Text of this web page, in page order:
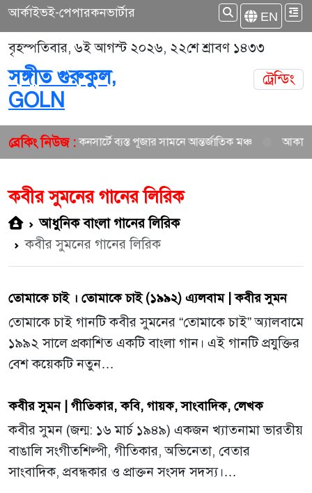
আর্কাইভই-পেপারকনভার্টার EN
বৃহস্পতিবার, ৬ই আগস্ট ২০২৬, ২২শে শ্রাবণ ১৪৩৩
সঙ্গীত গুরুকুল,
GOLN
ট্রেন্ডিং
ব্রেকিং নিউজ :
গান ও কনসার্টে ব্যস্ত পূজার সামনে আন্তর্জাতিক মঞ্চ আকাশ সেন ও
কবীর সুমনের গানের লিরিক
আধুনিক বাংলা গানের লিরিক
কবীর সুমনের গানের লিরিক
তোমাকে চাই । তোমাকে চাই (১৯৯২) এ্যলবাম | কবীর সুমন
তোমাকে চাই গানটি কবীর সুমনের “তোমাকে চাই” অ্যালবামে
১৯৯২ সালে প্রকাশিত একটি বাংলা গান। এই গানটি প্রযুক্তির
বেশ কয়েকটি নতুন…
কবীর সুমন | গীতিকার, কবি, গায়ক, সাংবাদিক, লেখক
কবীর সুমন (জন্ম: ১৬ মার্চ ১৯৪৯) একজন খ্যাতনামা ভারতীয়
বাঙালি সংগীতশিল্পী, গীতিকার, অভিনেতা, বেতার
সাংবাদিক, প্রবন্ধকার ও প্রাক্তন সংসদ সদস্য।…